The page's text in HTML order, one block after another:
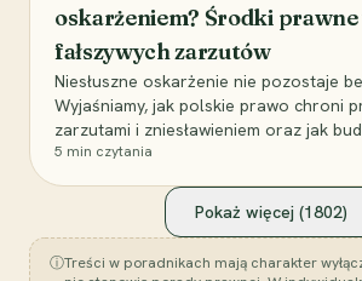
oskarżeniem? Środki prawne
fałszywych zarzutów
Niesłuszne oskarżenie nie pozostaje
Wyjaśniamy, jak polskie prawo chroni
zarzutami i zniesławieniem oraz jak
5 min czytania
Pokaż więcej (1802)
ⓘTreści w poradnikach mają charakter